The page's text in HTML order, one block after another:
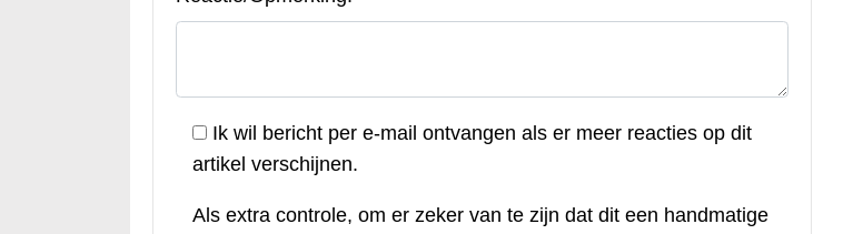
Ik wil bericht per e-mail ontvangen als er meer reacties op dit
artikel verschijnen.
Als extra controle, om er zeker van te zijn dat dit een handmatige